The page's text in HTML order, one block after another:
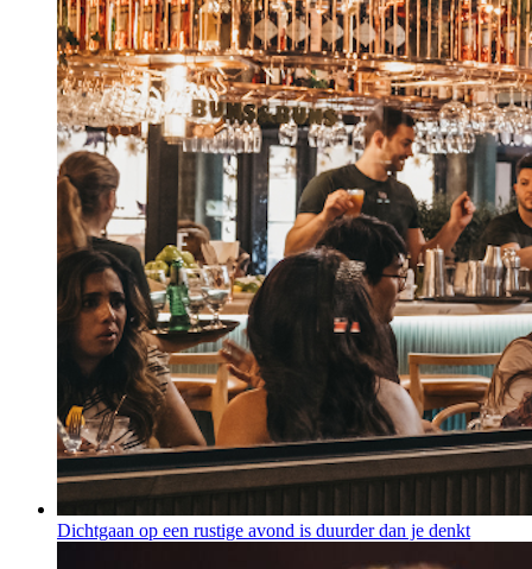
Dichtgaan op een rustige avond is duurder dan je denkt